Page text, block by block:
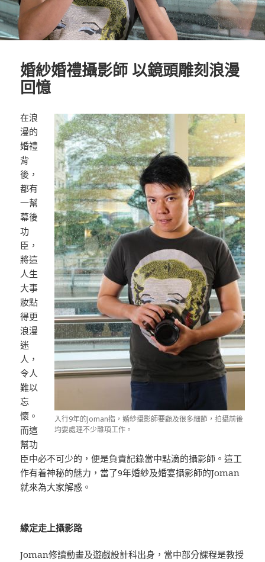
婚紗婚禮攝影師 以鏡頭雕刻浪漫
回憶
入行9年的Joman指，婚紗攝影師要顧及很多細節，拍攝前後
均要處理不少雜項工作。
在浪
漫的
婚禮
背
後，
都有
一幫
幕後
功
臣，
將這
人生
大事
妝點
得更
浪漫
迷
人，
令人
難以
忘
懷。
而這
幫功
臣中必不可少的，便是負責記錄當中點滴的攝影師。這工
作有着神秘的魅力，當了9年婚紗及婚宴攝影師的Joman
就來為大家解惑。
緣定走上攝影路
Joman修讀動畫及遊戲設計科出身，當中部分課程是教授